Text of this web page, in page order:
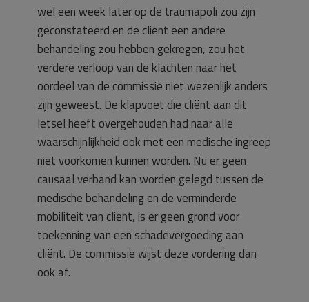
wel een week later op de traumapoli zou zijn
geconstateerd en de cliënt een andere
behandeling zou hebben gekregen, zou het
verdere verloop van de klachten naar het
oordeel van de commissie niet wezenlijk anders
zijn geweest. De klapvoet die cliënt aan dit
letsel heeft overgehouden had naar alle
waarschijnlijkheid ook met een medische ingreep
niet voorkomen kunnen worden. Nu er geen
causaal verband kan worden gelegd tussen de
medische behandeling en de verminderde
mobiliteit van cliënt, is er geen grond voor
toekenning van een schadevergoeding aan
cliënt. De commissie wijst deze vordering dan
ook af.